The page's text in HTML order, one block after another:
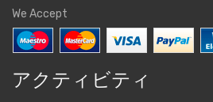
We Accept
アクティビティ